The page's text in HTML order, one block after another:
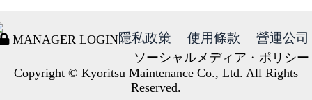
MANAGER LOGIN隱私政策 使用條款 營運公司
ソーシャルメディア・ポリシー
Copyright © Kyoritsu Maintenance Co., Ltd. All Rights
Reserved.